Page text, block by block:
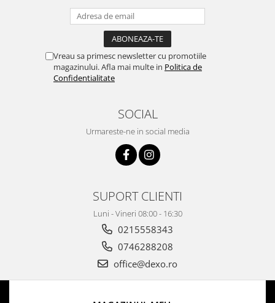
Vreau sa primesc newsletter cu promotiile
magazinului. Afla mai multe in Politica de
Confidentialitate
SOCIAL
Urmareste-ne in social media
SUPORT CLIENTI
Luni - Vineri 08:00 - 16:30
0215558343
0746288208
office@dexo.ro